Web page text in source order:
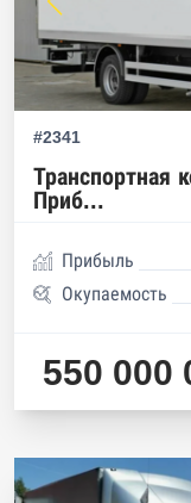
#2341
Транспортная
Приб...
Прибыль
Окупаемость
550 000